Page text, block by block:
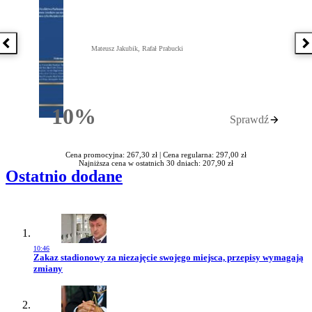
Poprzednia książka
10%Rabatu
Mateusz Jakubik, Rafał Prabucki
Sprawdź
Cena promocyjna: 267,30 zł | Cena regularna: 297,00 zł
Najniższa cena w ostatnich 30 dniach: 207,90 zł
Ostatnio dodane
10:46
Przejdź do artykułu:
Zakaz stadionowy za niezajęcie swojego miejsca, przepisy wymagają
zmiany